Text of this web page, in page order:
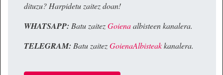
dituzu? Harpidetu zaitez doan!
WHATSAPP: Batu zaitezGoienaalbisteen kanalera.
TELEGRAM: Batu zaitezGoienaAlbisteakkanalera.